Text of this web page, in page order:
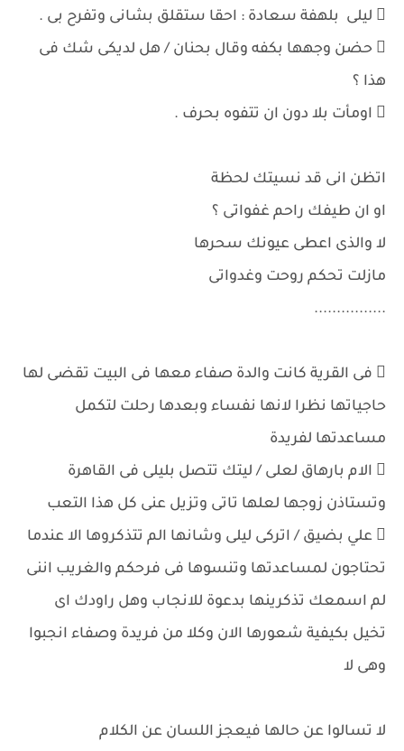
 ليلى بلهفة سعادة : احقا ستقلق بشانى وتفرح بى .
 حضن وجهها بكفه وقال بحنان / هل لديكى شك فى
هذا ؟
 اومأت بلا دون ان تتفوه بحرف .
اتظن انى قد نسيتك لحظة
او ان طيفك راحم غفواتى ؟
لا والذى اعطى عيونك سحرها
مازلت تحكم روحت وغدواتى
................
 فى القرية كانت والدة صفاء معها فى البيت تقضى لها
حاجياتها نظرا لانها نفساء وبعدها رحلت لتكمل
مساعدتها لفريدة
 الام بارهاق لعلى / ليتك تتصل بليلى فى القاهرة
وتستاذن زوجها لعلها تاتى وتزيل عنى كل هذا التعب
 علي بضيق / اتركى ليلى وشانها الم تتذكروها الا عندما
تحتاجون لمساعدتها وتنسوها فى فرحكم والغريب اننى
لم اسمعك تذكرينها بدعوة للانجاب وهل راودك اى
تخيل بكيفية شعورها الان وكلا من فريدة وصفاء انجبوا
وهى لا
لا تسالوا عن حالها فيعجز اللسان عن الكلام